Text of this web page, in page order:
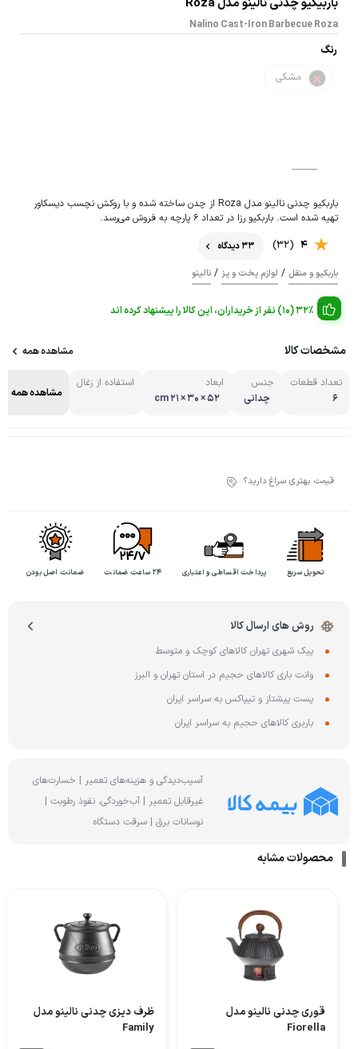
Nalino Cast-Iron Barbecue Roza
رنگ
مشکی
باربکیو چدنی نالینو مدل Roza از چدن ساخته شده و با روکش نچسب دیسکاور
تهیه شده است. باربکیو رزا در تعداد 6 پارچه به فروش می‌رسد.
4
(32)
33 دیدگاه
باربکیو و منقل / لوازم پخت و پز / نالینو
32% (10) نفر از خریداران، این کالا را پیشنهاد کرده اند
مشخصات کالا مشاهده همه
تعداد قطعات
۶
جنس
چدانی
ابعاد
52 × 30 × 21 cm
استفاده از زغال
مشاهده همه
قیمت بهتری سراغ دارید؟
تحویل سریع پرداخت اقساطی و اعتباری ۲۴ ساعت ضمانت ضمانت اصل بودن
روش های ارسال کالا
پیک شهری تهران کالاهای کوچک و متوسط
وانت باری کالاهای حجیم در استان تهران و البرز
پست پیشتاز و تیپاکس به سراسر ایران
باربری کالاهای حجیم به سراسر ایران
آسیب‌دیدگی و هزینه‌های تعمیر | خسارت‌های
غیرقابل تعمیر | آب‌خوردگی، نفوذ رطوبت |
نوسانات برق | سرقت دستگاه
محصولات مشابه
قوری چدنی نالینو مدل
Fiorella
ظرف دیزی چدنی نالینو مدل
Family